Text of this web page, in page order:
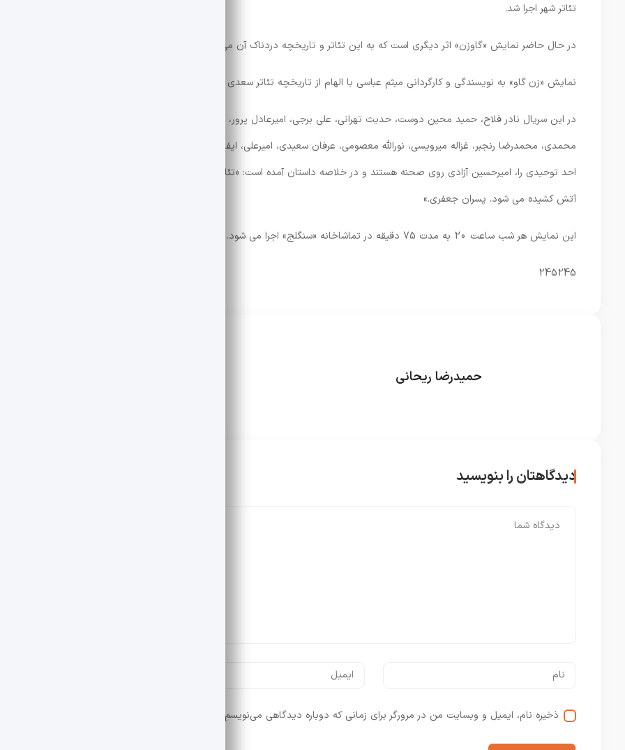
تئاتر شهر اجرا شد.
در حال حاضر نمایش «گاوزن» اثر دیگری است که به این تئاتر و تاریخچه دردناک آن می پردازد.
نمایش «زن گاو» به نویسندگی و کارگردانی میثم عباسی با الهام از تاریخچه تئاتر سعدی در تماشاخانه قدیمی سنگلج روی صحنه می رود.
در این سریال نادر فلاح، حمید محین دوست، حدیث تهرانی، علی برجی، امیرعادل پرور، زیبا کاظمی، علی باقری، امین موذن، مبین آذربایجانی،
محمدی، محمدرضا رنجبر، غزاله میرویسی، نورالله معصومی، عرفان سعیدی، امیرعلی، ایفای نقش می کنند. رزقی، پوریا پارسیان، مهدی محیبی
احد توحیدی را، امیرحسین آزادی روی صحنه هستند و
آتش کشیده می شود. پسران جعفری.»
این نمایش هر شب ساعت 20 به مدت 75 دقیقه در تماشاخانه «سنگلج» اجرا می شود.
245245
حمیدرضا ریحانی
دیدگاهتان را بنویسید
ذخیره نام، ایمیل و وبسایت من در مرورگر برای زمانی که دوباره دیدگاهی می‌نویسم.